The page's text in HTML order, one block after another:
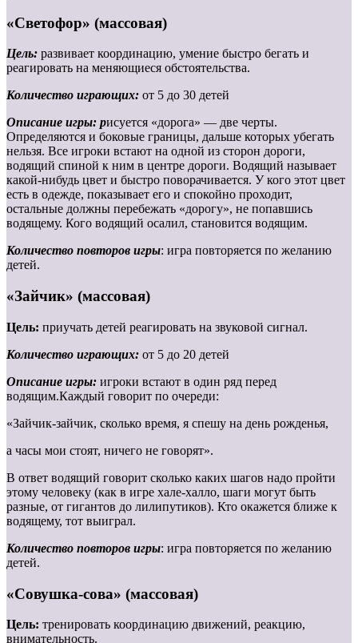
«Светофор» (массовая)
Цель: развивает координацию, умение быстро бегать и
реагировать на меняющиеся обстоятельства.
Количество играющих: от 5 до 30 детей
Описание игры: рисуется «дорога» — две черты.
Определяются и боковые границы, дальше которых убегать
нельзя. Все игроки встают на одной из сторон дороги,
водящий спиной к ним в центре дороги. Водящий называет
какой-нибудь цвет и быстро поворачивается. У кого этот цвет
есть в одежде, показывает его и спокойно проходит,
остальные должны перебежать «дорогу», не попавшись
водящему. Кого водящий осалил, становится водящим.
Количество повторов игры: игра повторяется по желанию
детей.
«Зайчик» (массовая)
Цель: приучать детей реагировать на звуковой сигнал.
Количество играющих: от 5 до 20 детей
Описание игры: игроки встают в один ряд перед
водящим.Каждый говорит по очереди:
«Зайчик-зайчик, сколько время, я спешу на день рожденья,
а часы мои стоят, ничего не говорят».
В ответ водящий говорит сколько каких шагов надо пройти
этому человеку (как в игре хале-халло, шаги могут быть
разные, от гигантов до лилипутиков). Кто окажется ближе к
водящему, тот выиграл.
Количество повторов игры: игра повторяется по желанию
детей.
«Совушка-сова» (массовая)
Цель: тренировать координацию движений, реакцию,
внимательность.